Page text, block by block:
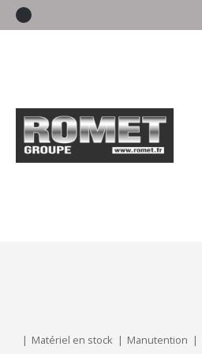
Matériel en stock Manutention